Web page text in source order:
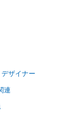
ザイナー
連